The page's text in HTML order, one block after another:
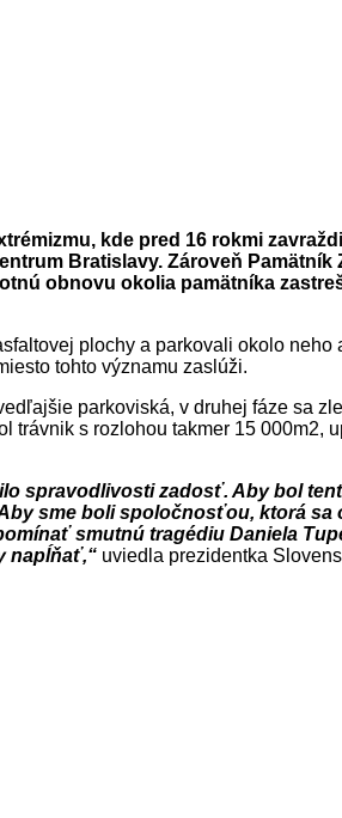
kde pred 16 rokmi
Bratislavy. Zároveň
obnovu okolia pamätníka
plochy a parkovali okolo
tohto významu zaslúži.
parkoviská, v druhej fáze sa
s rozlohou takmer 15
spravodlivosti zadosť. Aby bol
sme boli spoločnosťou, ktorá
smutnú tragédiu Daniela
napĺňať,“ uviedla prezidentka